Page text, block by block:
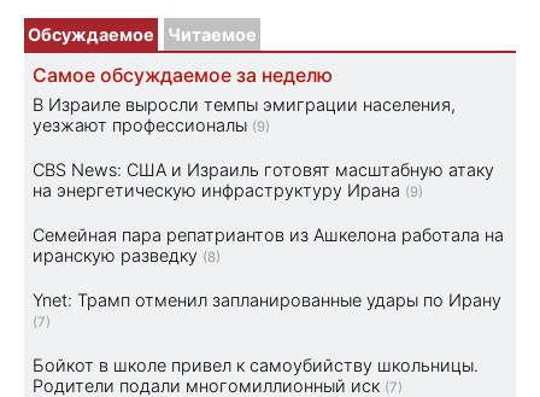
Обсуждаемое Читаемое
Самое обсуждаемое за неделю
В Израиле выросли темпы эмиграции населения,
уезжают профессионалы (9)
CBS News: США и Израиль готовят масштабную атаку
на энергетическую инфраструктуру Ирана (9)
Семейная пара репатриантов из Ашкелона работала на
иранскую разведку (8)
Ynet: Трамп отменил запланированные удары по Ирану
(7)
Бойкот в школе привел к самоубийству школьницы.
Родители подали многомиллионный иск (7)